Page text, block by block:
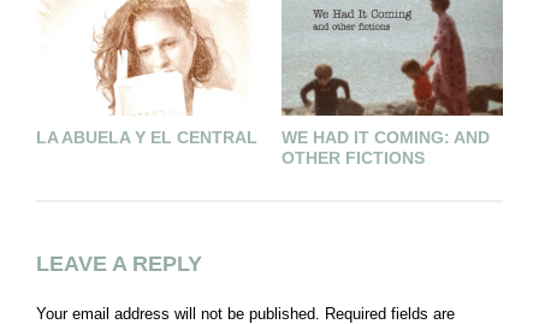
LA ABUELA Y EL CENTRAL
WE HAD IT COMING: AND
OTHER FICTIONS
LEAVE A REPLY
Your email address will not be published. Required fields are